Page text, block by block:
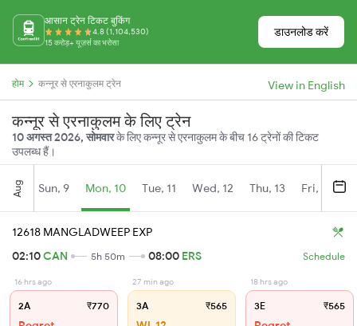
आसान ट्रेन टिकट बुकिंग
4.8 (1,104,530)
15 करोड़+ यूज़र्स का भरोसा
डाउनलोड करें
होम कन्नूर से एरनाकुलम ट्रेन View in English
कन्नूर से एरनाकुलम के लिए ट्रेन
10 अगस्त 2026, सोमवारके लिए कन्नूर से एरनाकुलम के बीच 16 ट्रेनों की टिकट
उपलब्ध हैं।
Aug Sun, 9 Mon, 10 Tue, 11 Wed, 12 Thu, 13 Fri, 14
12618 MANGLADWEEP EXP
02:10CAN 5h 50m 08:00 ERS Schedule
16 hrs ago
2A ₹770
27 min ago
3A ₹565
18 hrs ago
3E ₹565